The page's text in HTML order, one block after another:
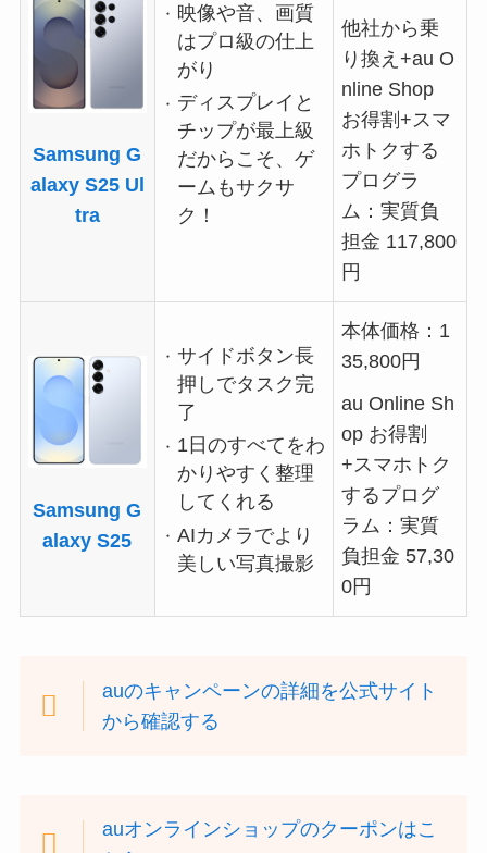
Samsung G
alaxy S25 Ul
tra
映像や音、画質
はプロ級の仕上
がり
ディスプレイと
チップが最上級
だからこそ、ゲ
ームもサクサ
ク！
他社から乗
り換え+au O
nline Shop
お得割+スマ
ホトクする
プログラ
ム：実質負
担金 117,800
円
Samsung G
alaxy S25
サイドボタン長
押しでタスク完
了
1日のすべてをわ
かりやすく整理
してくれる
AIカメラでより
美しい写真撮影
本体価格：1
35,800円
au Online Sh
op お得割
+スマホトク
するプログ
ラム：実質
負担金 57,30
0円
auのキャンペーンの詳細を公式サイト
から確認する
auオンラインショップのクーポンはこ